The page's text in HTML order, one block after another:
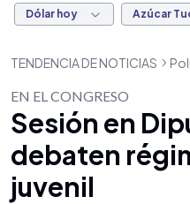
Dólar hoy Azúcar
TENDENCIA DE NOTICIAS
EN EL CONGRESO
Sesión en
debaten
juvenil